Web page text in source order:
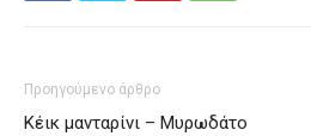
Προηγούμενο άρθρο
Κέικ μανταρίνι – Μυρωδάτο